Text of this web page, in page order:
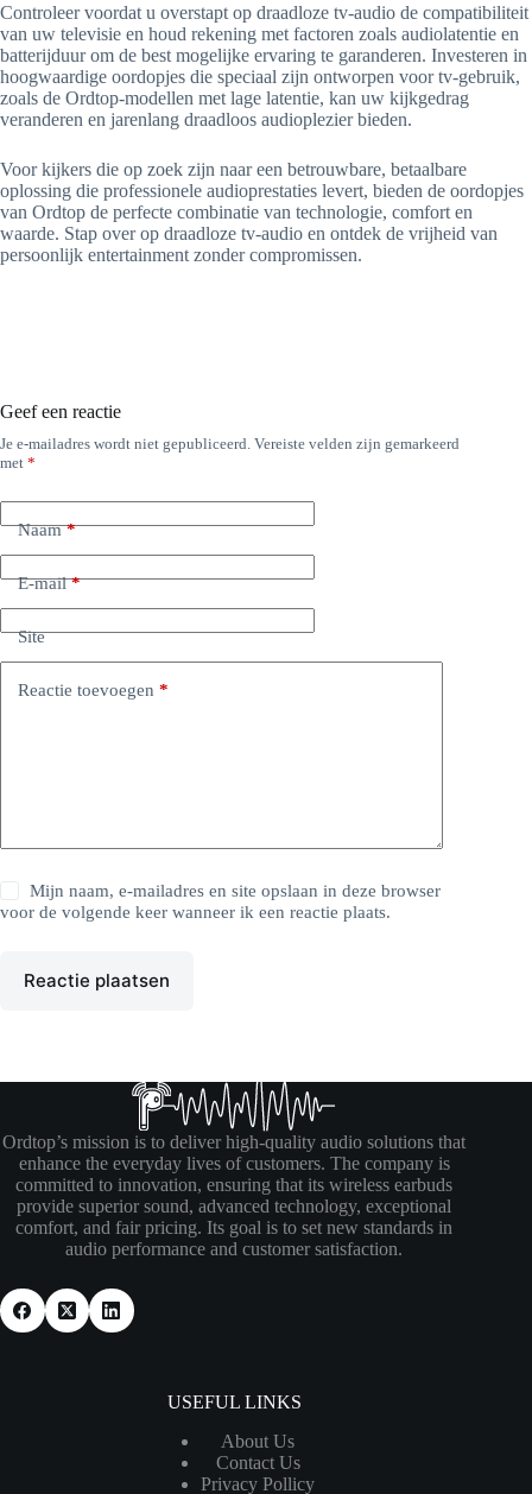
Controleer voordat u overstapt op draadloze tv-audio de compatibiliteit
van uw televisie en houd rekening met factoren zoals audiolatentie en
batterijduur om de best mogelijke ervaring te garanderen. Investeren in
hoogwaardige oordopjes die speciaal zijn ontworpen voor tv-gebruik,
zoals de Ordtop-modellen met lage latentie, kan uw kijkgedrag
veranderen en jarenlang draadloos audioplezier bieden.
Voor kijkers die op zoek zijn naar een betrouwbare, betaalbare
oplossing die professionele audioprestaties levert, bieden de oordopjes
van Ordtop de perfecte combinatie van technologie, comfort en
waarde. Stap over op draadloze tv-audio en ontdek de vrijheid van
persoonlijk entertainment zonder compromissen.
Geef een reactie
Je e-mailadres wordt niet gepubliceerd. Vereiste velden zijn gemarkeerd
met *
Naam*
E-mail*
Site
Reactie toevoegen *
Mijn naam, e-mailadres en site opslaan in deze browser
voor de volgende keer wanneer ik een reactie plaats.
Reactie plaatsen
Ordtop’s mission is to deliver high-quality audio solutions that
enhance the everyday lives of customers. The company is
committed to innovation, ensuring that its wireless earbuds
provide superior sound, advanced technology, exceptional
comfort, and fair pricing. Its goal is to set new standards in
audio performance and customer satisfaction.
USEFUL LINKS
About Us
Contact Us
Privacy Pollicy